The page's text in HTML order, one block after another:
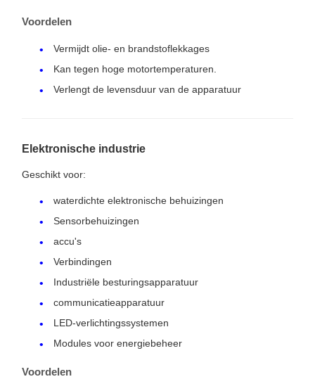
Voordelen
Vermijdt olie- en brandstoflekkages
Kan tegen hoge motortemperaturen.
Verlengt de levensduur van de apparatuur
Elektronische industrie
Geschikt voor:
waterdichte elektronische behuizingen
Sensorbehuizingen
accu's
Verbindingen
Industriële besturingsapparatuur
communicatieapparatuur
LED-verlichtingssystemen
Modules voor energiebeheer
Voordelen